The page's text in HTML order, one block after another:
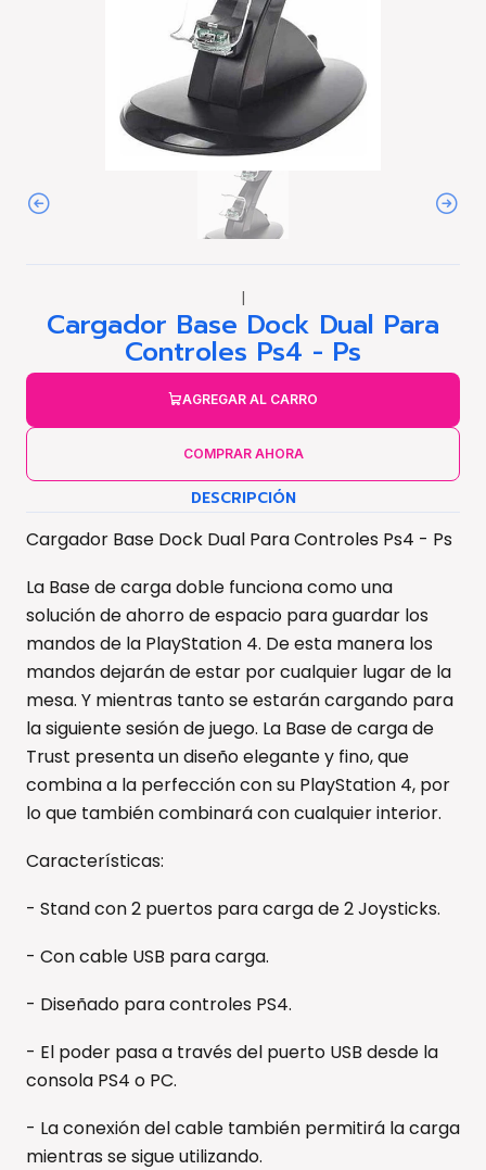
|
Cargador Base Dock Dual Para
Controles Ps4 - Ps
AGREGAR AL CARRO
COMPRAR AHORA
DESCRIPCIÓN
Cargador Base Dock Dual Para Controles Ps4 - Ps
La Base de carga doble funciona como una
solución de ahorro de espacio para guardar los
mandos de la PlayStation 4. De esta manera los
mandos dejarán de estar por cualquier lugar de la
mesa. Y mientras tanto se estarán cargando para
la siguiente sesión de juego. La Base de carga de
Trust presenta un diseño elegante y fino, que
combina a la perfección con su PlayStation 4, por
lo que también combinará con cualquier interior.
Características:
- Stand con 2 puertos para carga de 2 Joysticks.
- Con cable USB para carga.
- Diseñado para controles PS4.
- El poder pasa a través del puerto USB desde la
consola PS4 o PC.
- La conexión del cable también permitirá la carga
mientras se sigue utilizando.